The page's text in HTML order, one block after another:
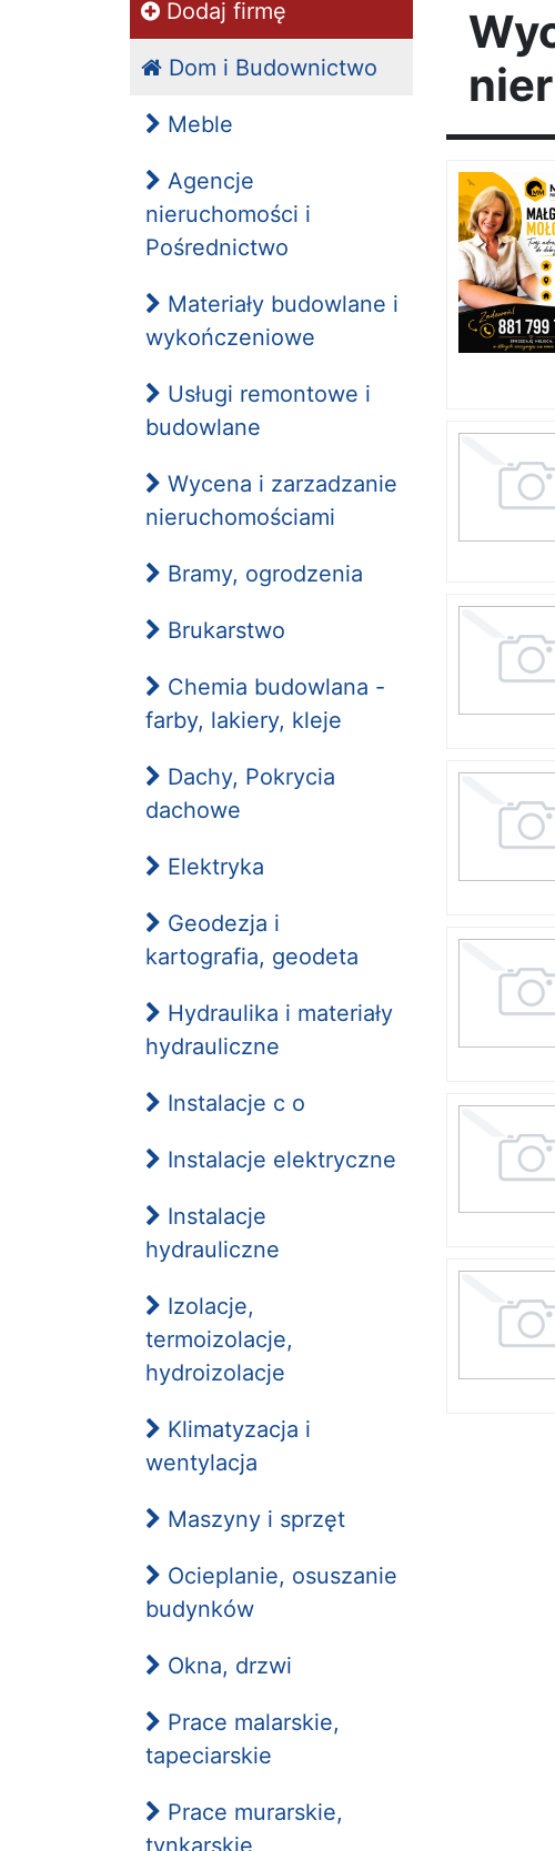
Dodaj firmę
Dom i Budownictwo
Meble
Agencje
nieruchomości i
Pośrednictwo
Materiały budowlane i
wykończeniowe
Usługi remontowe i
budowlane
Wycena i zarzadzanie
nieruchomościami
Bramy, ogrodzenia
Brukarstwo
Chemia budowlana -
farby, lakiery, kleje
Dachy, Pokrycia
dachowe
Elektryka
Geodezja i
kartografia, geodeta
Hydraulika i materiały
hydrauliczne
Instalacje c o
Instalacje elektryczne
Instalacje
hydrauliczne
Izolacje,
termoizolacje,
hydroizolacje
Klimatyzacja i
wentylacja
Maszyny i sprzęt
Ocieplanie, osuszanie
budynków
Okna, drzwi
Prace malarskie,
tapeciarskie
Prace murarskie,
tynkarskie